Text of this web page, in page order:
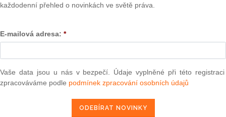
kolizních pravidel pro soukromoprávní smlouvy, ale
v Římské úmluvě. Ostatně takový byl i záměr
převést Úmluvu, mající charakter mezinárodní smlouvy, do
by se plně řídil režimem práva Společenství se všemi
věcných změn proto není tolik jako drobných
o zajištění souladu s nařízeními Brusel I[7] a Řím II.
o založení ES („SES“),[10] je, podobně jako jiná
implementaci v členských státech. Automaticky je
každodenní přehled o novinkách ve světě práva.
E-mailová adresa: *
Vaše data jsou u nás v bezpečí. Údaje vyplněné při této registraci
zpracováváme podle podmínek zpracování osobních údajů